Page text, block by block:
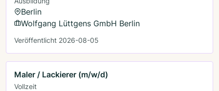
Berlin
Wolfgang Lüttgens GmbH Berlin
Veröffentlicht 2026-08-05
Maler / Lackierer (m/w/d)
Vollzeit